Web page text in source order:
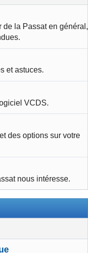
de la Passat en général,
et astuces.
VCDS.
des options sur votre
nous intéresse.